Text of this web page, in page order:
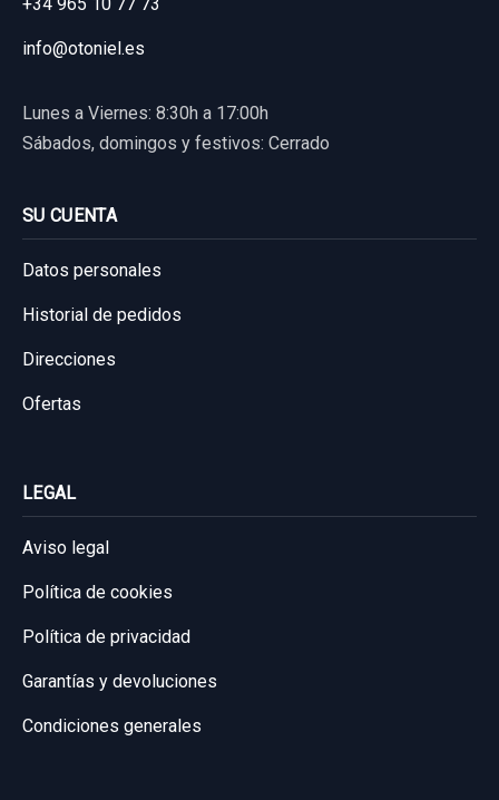
info@otoniel.es
Lunes a Viernes: 8:30h a 17:00h
Sábados, domingos y festivos: Cerrado
SU CUENTA
Datos personales
Historial de pedidos
Direcciones
Ofertas
LEGAL
Aviso legal
Política de cookies
Política de privacidad
Garantías y devoluciones
Condiciones generales